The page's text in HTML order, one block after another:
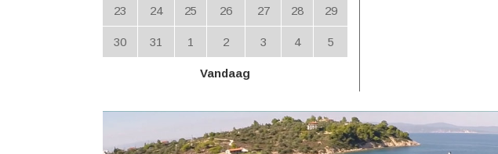
23 24 25 26 27 28 29
30 31 1 2 3 4 5
Vandaag